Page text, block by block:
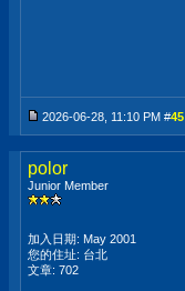
2026-06-28, 11:10 PM #45
polor
Junior Member
加入日期: May 2001
您的住址: 台北
文章: 702